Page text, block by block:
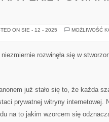
ON SIE - 12 - 2025
MOŻLIWOŚĆ
rozwinęła się w
już stało się to, że każda
prywatnej witryny internetowej.
na to jakim wzorcem się